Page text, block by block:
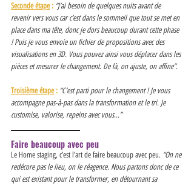
Seconde étape : “J’ai besoin de quelques nuits avant de
revenir vers vous car c’est dans le sommeil que tout se met en
place dans ma tête, donc je dors beaucoup durant cette phase
! Puis je vous envoie un fichier de propositions avec des
visualisations en 3D. Vous pouvez ainsi vous déplacer dans les
pièces et mesurer le changement. De là, on ajuste, on affine”.
Troisième étape : “C’est parti pour le changement ! Je vous
accompagne pas-à-pas dans la transformation et le tri. Je
customise, valorise, repeins avec vous...”
Faire beaucoup avec peu
Le Home staging, c’est l’art de faire beaucoup avec peu. “On ne
redécore pas le lieu, on le réagence. Nous partons donc de ce
qui est existant pour le transformer, en détournant sa